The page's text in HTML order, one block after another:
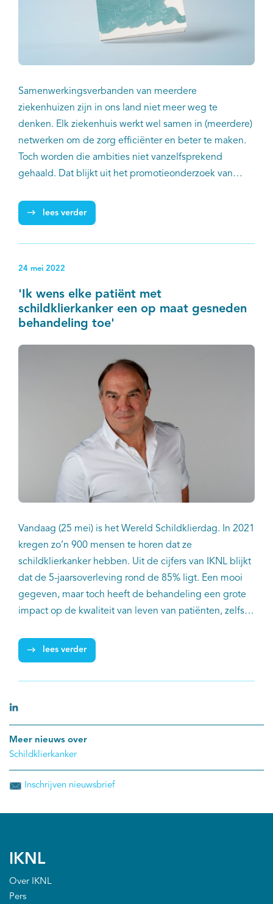
Samenwerkingsverbanden van meerdere
ziekenhuizen zijn in ons land niet meer weg te
denken. Elk ziekenhuis werkt wel samen in (meerdere)
netwerken om de zorg efficiënter en beter te maken.
Toch worden die ambities niet vanzelfsprekend
gehaald. Dat blijkt uit het promotieonderzoek van
IKNL, Maastricht University en het Oncologisch
Netwerk Zuidoost-Nederland (OncoZON). Het
georganiseerde processen en regelmatige evaluatie.
lees verder
24 mei 2022
'Ik wens elke patiënt met
schildklierkanker een op maat gesneden
behandeling toe'
Vandaag (25 mei) is het Wereld Schildklierdag. In 2021
kregen zo’n 900 mensen te horen dat ze
schildklierkanker hebben. Uit de cijfers van IKNL blijkt
dat de 5-jaarsoverleving rond de 85% ligt. Een mooi
gegeven, maar toch heeft de behandeling een grote
impact op de kwaliteit van leven van patiënten, zelfs
moeten slikken van schildklierhormonen. Welke
ontwikkelingen zijn er om de kwaliteit van leven voor
als eerste terecht komt.’
lees verder
Meer nieuws over
Schildklierkanker
Inschrijven nieuwsbrief
IKNL
Over IKNL
Pers